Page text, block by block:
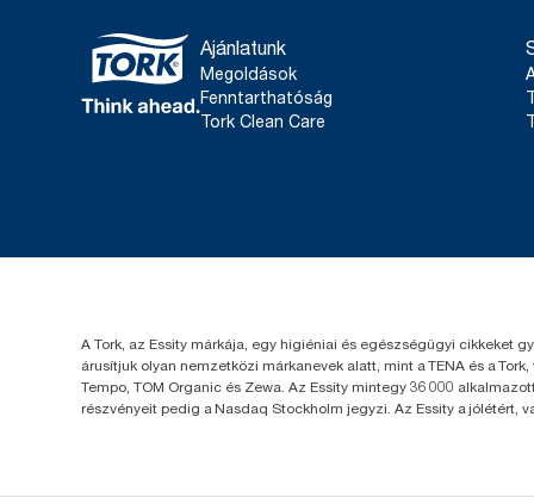
Ajánlatunk
Megoldások
Fenntarthatóság
Tork Clean Care
A Tork, az Essity márkája, egy higiéniai és egészségügyi cikkeket
árusítjuk olyan nemzetközi márkanevek alatt, mint a TENA és a
Tempo, TOM Organic és Zewa. Az Essity mintegy 36 000
részvényeit pedig a Nasdaq Stockholm jegyzi. Az Essity a jólétért,